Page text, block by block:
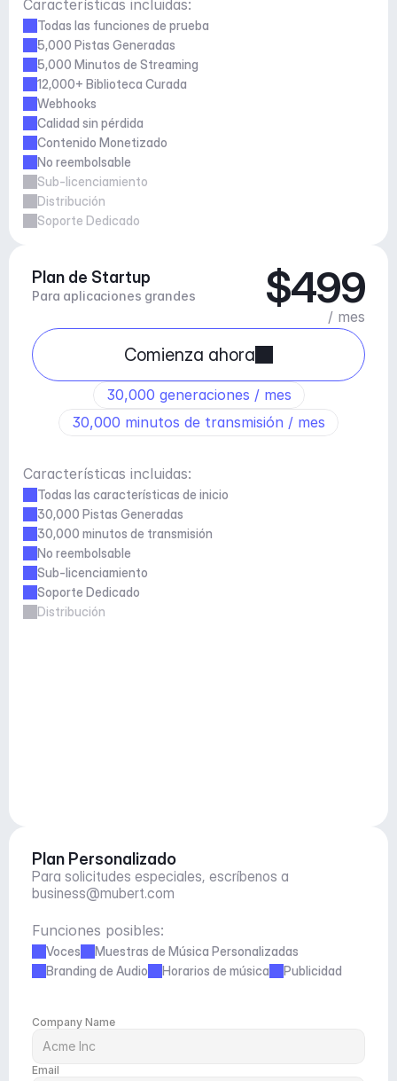
Características incluidas:
Todas las funciones de prueba
5,000 Pistas Generadas
5,000 Minutos de Streaming
12,000+ Biblioteca Curada
Webhooks
Calidad sin pérdida
Contenido Monetizado
No reembolsable
Sub-licenciamiento
Distribución
Soporte Dedicado
Plan de Startup
Para aplicaciones grandes $499
/ mes
Comienza ahora
30,000 generaciones / mes
30,000 minutos de transmisión / mes
Características incluidas:
Todas las características de inicio
30,000 Pistas Generadas
30,000 minutos de transmisión
No reembolsable
Sub-licenciamiento
Soporte Dedicado
Distribución
Plan Personalizado
business@mubert.com
Funciones posibles:
Voces
Muestras de Música Personalizadas
Branding de Audio
Horarios de música Publicidad
Company Name
Email